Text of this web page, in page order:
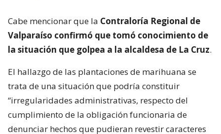
Cabe mencionar que la Contraloría Regional de
Valparaíso confirmó que tomó conocimiento de
la situación que golpea a la alcaldesa de La Cruz.
El hallazgo de las plantaciones de marihuana se
trata de una situación que podría constituir
“irregularidades administrativas, respecto del
cumplimiento de la obligación funcionaria de
denunciar hechos que pudieran revestir caracteres